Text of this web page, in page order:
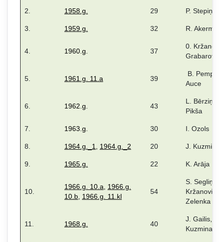
2. 1958.g. 29 P. Stepiņš
3. 1959.g. 32 R.
4. 1960.g. 37
0.
Grabarova
5. 1961.g. 11.a 39
B.
Auce
6. 1962.g. 43
L.
Pikša
7. 1963.g. 30 I. Ozols
8. 1964.g._1 1964.g._2 20 J. Kuzmina
9. 1965.g. 22 K. Arāja
10.
1966.g. 10.a
1966.g.
10.b 1966.g. 11.kl
54
S.
Zelenka
11. 1968.g. 40
J. Gailis, J.
Kuzmina